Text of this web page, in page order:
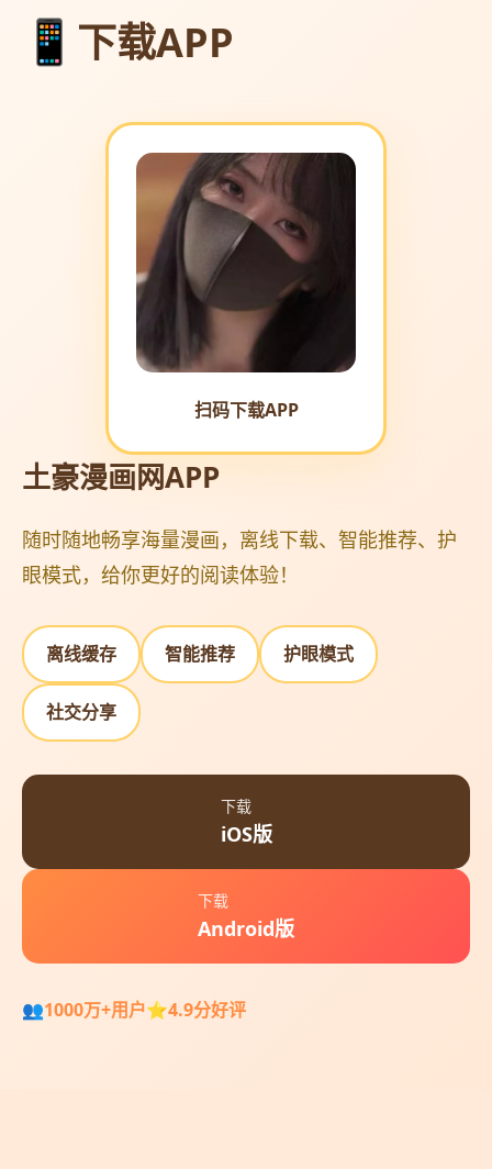
下载APP
扫码下载APP
土豪漫画网APP
随时随地畅享海量漫画，离线下载、智能推荐、护
眼模式，给你更好的阅读体验！
离线缓存 智能推荐 护眼模式
社交分享
下载
iOS版
下载
Android版
1000万+用户 4.9分好评